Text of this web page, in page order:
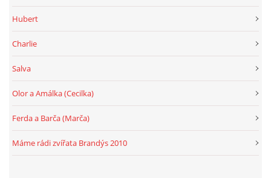
Hubert
Charlie
Salva
Olor a Amálka (Cecilka)
Ferda a Barča (Marča)
Máme rádi zvířata Brandýs 2010